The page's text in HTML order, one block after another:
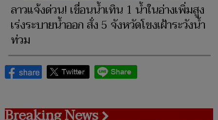
ลาวแจ้งด่วน! เขื่อนน้ำเทิน 1 น้ำในอ่างเพิ่มสูง
เร่งระบายน้ำออก สั่ง 5 จังหวัดโขงเฝ้าระวังน้ำ
ท่วม